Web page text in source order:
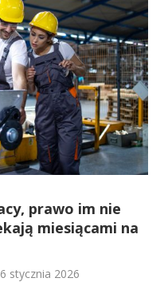
prawo im nie
miesiącami na
stycznia 2026